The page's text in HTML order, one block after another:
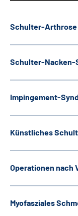
Schulter-Arthrose
Schulter-Nacken-
Impingement-
Künstliches
Operationen nach
Myofasziales